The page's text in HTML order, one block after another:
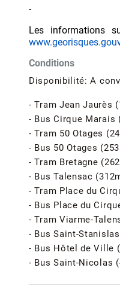
-
Les informations
Conditions
Disponibilité: A
- Tram Jean Jaurès
- Bus Cirque Marais
- Tram 50 Otages
- Bus 50 Otages
- Tram Bretagne
- Bus Talensac
- Tram Place du
- Bus Place du
- Tram Viarme-
- Bus Saint-
- Bus Hôtel de Ville
- Bus Saint-Nicolas